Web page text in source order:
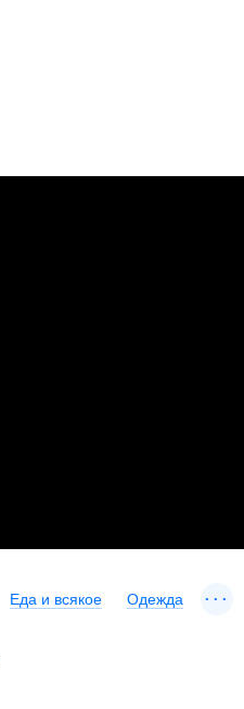
Еда и всякое Одежда ...